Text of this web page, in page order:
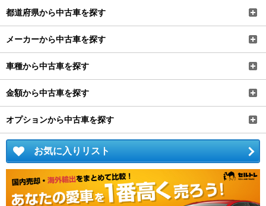
都道府県から中古車を探す
メーカーから中古車を探す
車種から中古車を探す
金額から中古車を探す
オプションから中古車を探す
お気に入りリスト